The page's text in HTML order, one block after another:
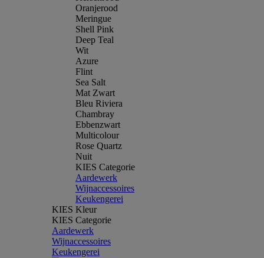
Oranjerood
Meringue
Shell Pink
Deep Teal
Wit
Azure
Flint
Sea Salt
Mat Zwart
Bleu Riviera
Chambray
Ebbenzwart
Multicolour
Rose Quartz
Nuit
KIES Categorie
Aardewerk
Wijnaccessoires
Keukengerei
KIES Kleur
KIES Categorie
Aardewerk
Wijnaccessoires
Keukengerei